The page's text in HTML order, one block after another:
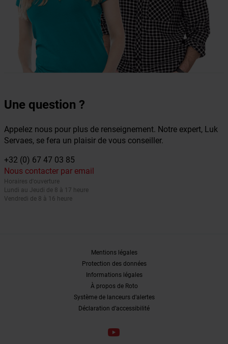
Une question ?
Appelez nous pour plus de renseignement. Notre expert, Luk
Servaes, se fera un plaisir de vous conseiller.
+32 (0) 67 47 03 85
Nous contacter par email
Horaires d'ouverture
Lundi au Jeudi de 8 à 17 heure
Vendredi de 8 à 16 heure
Mentions légales
Protection des données
Informations légales
À propos de Roto
Système de lanceurs d’alertes
Déclaration d’accessibilité